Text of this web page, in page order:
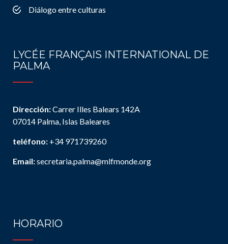
Diálogo entre culturas
LYCÉE FRANÇAIS INTERNATIONAL DE
PALMA
Dirección:Carrer Illes Balears 142A
07014 Palma, Islas Baleares
teléfono: +34 971739260
Email:secretaria.palma@mlfmonde.org
HORARIO